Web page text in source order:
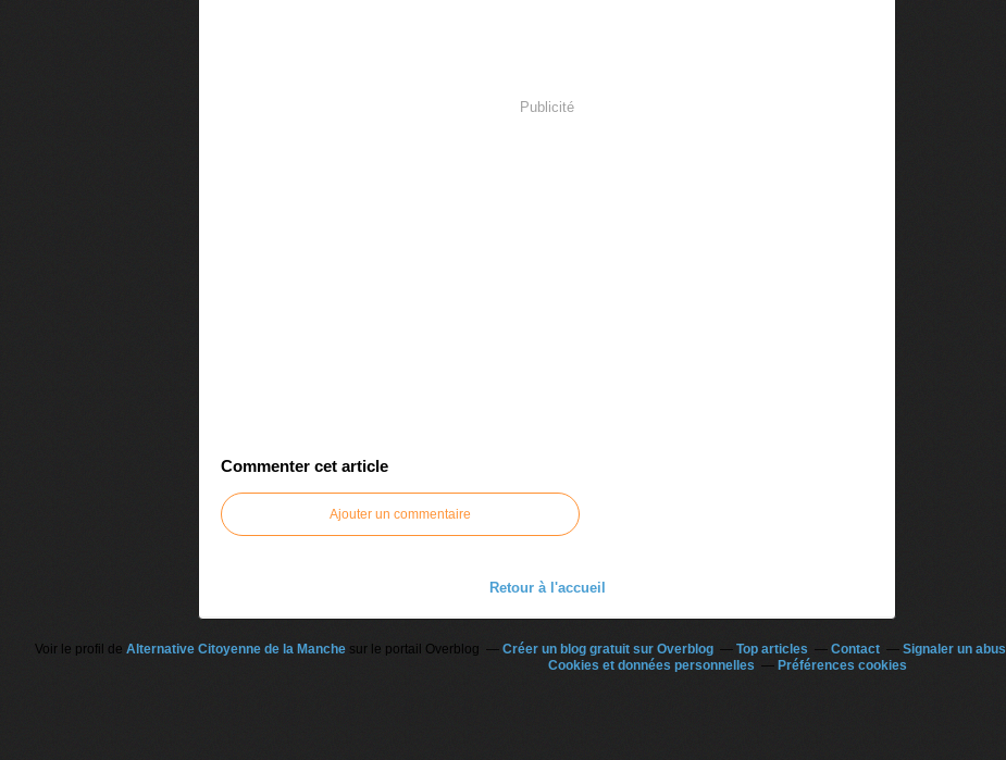
Publicité
Commenter cet article
Ajouter un commentaire
Retour à l'accueil
Voir le profil de Alternative Citoyenne de la Manchesur le portail Overblog Créer un blog gratuit sur Overblog Top articles Contact Signaler un abus
Cookies et données personnelles
Préférences cookies